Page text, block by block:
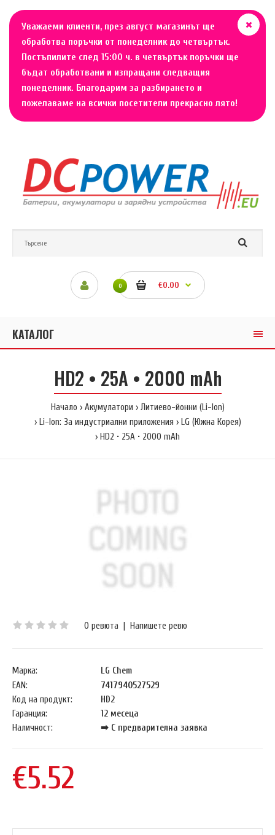
Уважаеми клиенти, през август магазинът ще
обработва поръчки от понеделник до четвъртък.
Постъпилите след 15:00 ч. в четвъртък поръчки ще
бъдат обработвани и изпращани следващия
понеделник. Благодарим за разбирането и
пожелаваме на всички посетители прекрасно лято!
0 €0.00
КАТАЛОГ
HD2 • 25A • 2000 mAh
Начало Акумулатори
Литиево-йонни (Li-Ion)
Li-Ion: За индустриални приложения
LG (Южна Корея)
HD2 • 25A • 2000 mAh
0 ревюта Напишете ревю
Марка:
LG Chem
EAN:
7417940527529
Код на продукт:
HD2
Гаранция:
12 месеца
Наличност:
➡ С предварителна заявка
€5.52